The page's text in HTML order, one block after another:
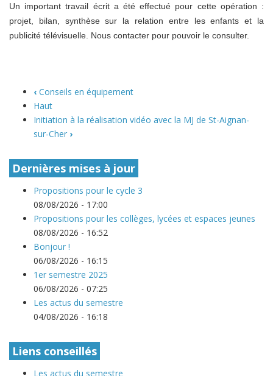
Un important travail écrit a été effectué pour cette opération :
projet, bilan, synthèse sur la relation entre les enfants et la
publicité télévisuelle. Nous contacter pour pouvoir le consulter.
‹ Conseils en équipement
Haut
Initiation à la réalisation vidéo avec la MJ de St-Aignan-
sur-Cher ›
Dernières mises à jour
Propositions pour le cycle 3
08/08/2026 - 17:00
Propositions pour les collèges, lycées et espaces jeunes
08/08/2026 - 16:52
Bonjour !
06/08/2026 - 16:15
1er semestre 2025
06/08/2026 - 07:25
Les actus du semestre
04/08/2026 - 16:18
Liens conseillés
Les actus du semestre